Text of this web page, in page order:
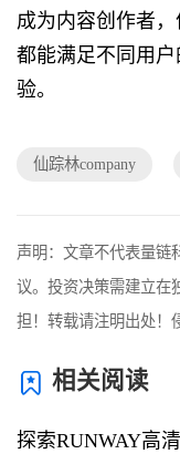
成为内容创作者，
都能满足不同用
验。
仙踪林company
声明：文章不代表量链
议。投资决策需建立在
担！转载请注明出处！
相关阅读
探索RUNWAY高